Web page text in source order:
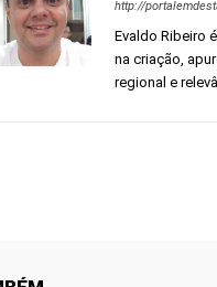
http://
Evaldo Ribeiro
na criação,
regional e